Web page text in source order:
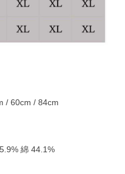
/ 60cm / 84cm
綿 44.1%